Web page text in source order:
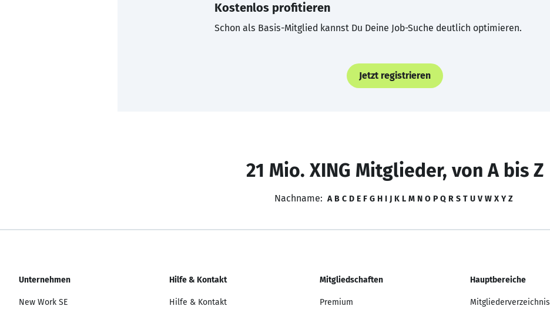
Kostenlos profitieren
Schon als Basis-Mitglied kannst Du Deine Job-Suche deutlich optimieren.
Jetzt registrieren
21 Mio. XING Mitglieder, von A bis Z
Nachname: A B C D E F G H I J K L M N O P Q R S T U V W X Y Z
Unternehmen
New Work SE
Hilfe & Kontakt
Hilfe & Kontakt
Mitgliedschaften
Premium
Hauptbereiche
Mitgliederverzeichnis